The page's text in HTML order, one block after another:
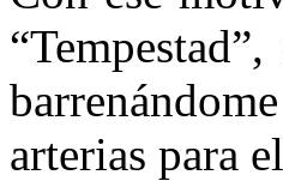
arterias para